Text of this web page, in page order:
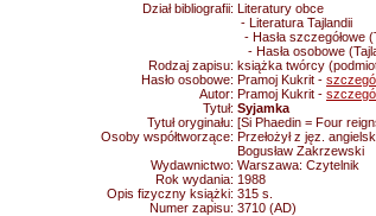
Dział bibliografii: Literatury obce
- Literatura Tajlandii
- Hasła szczegółowe
- Hasła osobowe
Rodzaj zapisu: książka twórcy
Hasło osobowe: Pramoj Kukrit -
Autor: Pramoj Kukrit -
Tytuł: Syjamka
Tytuł oryginału: [Si Phaedin = Four
Osoby współtworzące: Przełożył z jęz.
Bogusław Zakrzewski
Wydawnictwo: Warszawa: Czytelnik
Rok wydania: 1988
Opis fizyczny książki: 315 s.
Numer zapisu: 3710 (AD)